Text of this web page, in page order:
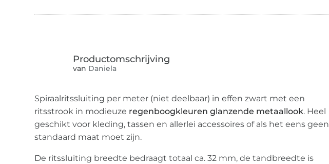
van Daniela
Spiraalritssluiting per meter (niet deelbaar) in effen zwart met een
ritsstrook in modieuze regenboogkleuren glanzende metaallook. Heel
geschikt voor kleding, tassen en allerlei accessoires of als het eens geen
standaard maat moet zijn.
De ritssluiting breedte bedraagt totaal ca. 32 mm, de tandbreedte is